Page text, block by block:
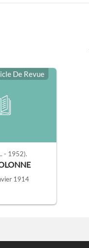
De Revue
- 1952).
1914